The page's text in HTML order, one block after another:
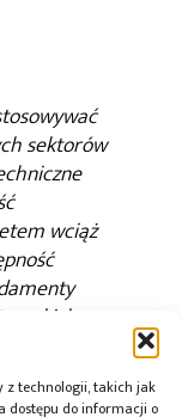
z technologii, takich jak
dostępu do informacji o
sektorów
wciąż
–